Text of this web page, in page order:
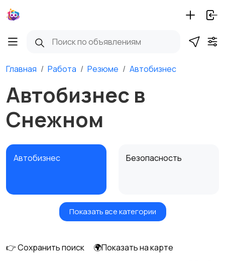
Главная Работа Резюме Автобизнес
Автобизнес в
Снежном
Автобизнес Безопасность
Бытовые услуги и
Высший менеджмент
Показать все категории
👉 Сохранить поиск
🌍Показать на карте